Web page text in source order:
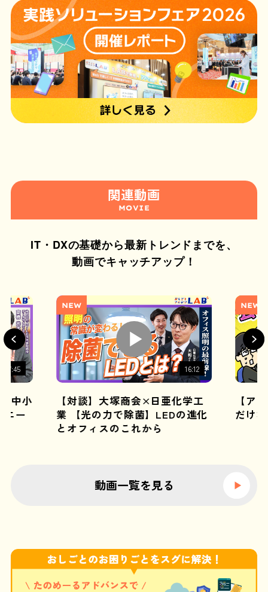
関連動画
MOVIE
IT・DXの基礎から最新トレンドまでを、
動画でキャッチアップ！
17:45
中小
エー
NEW
16:12
【対談】大塚商会×日亜化学工
業 【光の力で除菌】LEDの進化
とオフィスのこれから
NEW
【ア
だけ
動画一覧を見る